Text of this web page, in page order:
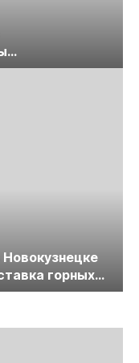
экспертизы
горных
России и